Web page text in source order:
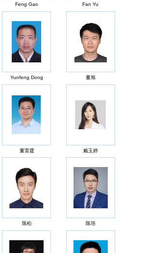
Feng Gao Fan Yu
Yunfeng Dong 董旭
董雷霆 戴玉婷
陈松 陈培